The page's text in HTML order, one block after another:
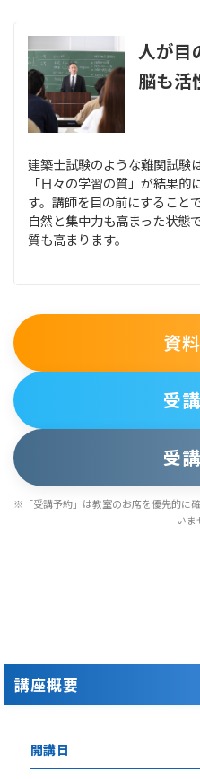
人が目
脳も活
建築士試験のような難関試験
「日々の学習の質」が結果
す。講師を目の前にすること
自然と集中力も高まった状態
質も高まります。
資
受
受
※「受講予約」は教室のお席を優先的に
いま
講座概要
開講日